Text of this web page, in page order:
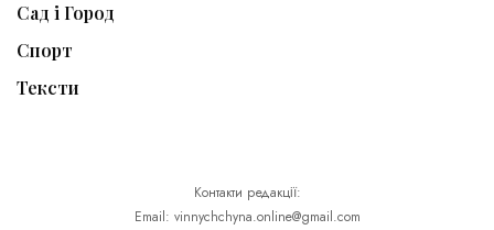
Сад і Город
Спорт
Тексти
Контакти редакції:
Email: vinnychchyna.online@gmail.com